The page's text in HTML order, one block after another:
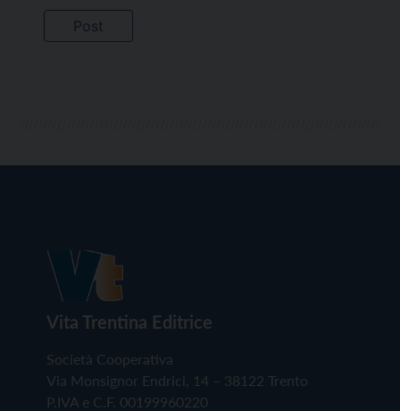
Vita Trentina Editrice
Società Cooperativa
Via Monsignor Endrici, 14 – 38122 Trento
P.IVA e C.F. 00199960220